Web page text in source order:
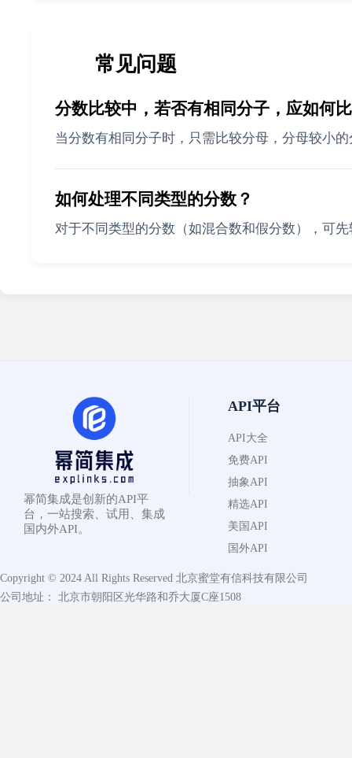
常见问题
分数比较中，若否有相同分子，应如何
当分数有相同分子时，只需比较分母，分母较小
如何处理不同类型的分数？
对于不同类型的分数（如混合数和假分数），可
幂简集成是创新的API平
台，一站搜索、试用、集成
国内外API。
API平台
API大全
免费API
抽象API
精选API
美国API
国外API
Copyright © 2024 All Rights Reserved 北京蜜堂有信科技有限公司
公司地址： 北京市朝阳区光华路和乔大厦C座1508